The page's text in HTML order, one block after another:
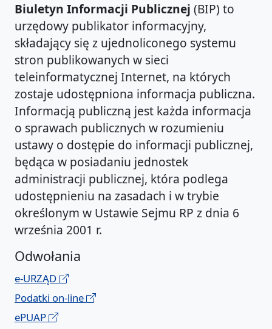
Biuletyn Informacji Publicznej (BIP) to
urzędowy publikator informacyjny,
składający się z ujednoliconego systemu
stron publikowanych w sieci
teleinformatycznej Internet, na których
zostaje udostępniona informacja publiczna.
Informacją publiczną jest każda informacja
o sprawach publicznych w rozumieniu
ustawy o dostępie do informacji publicznej,
będąca w posiadaniu jednostek
administracji publicznej, która podlega
udostępnieniu na zasadach i w trybie
określonym w Ustawie Sejmu RP z dnia 6
września 2001 r.
Odwołania
e-URZĄD
Podatki on-line
ePUAP